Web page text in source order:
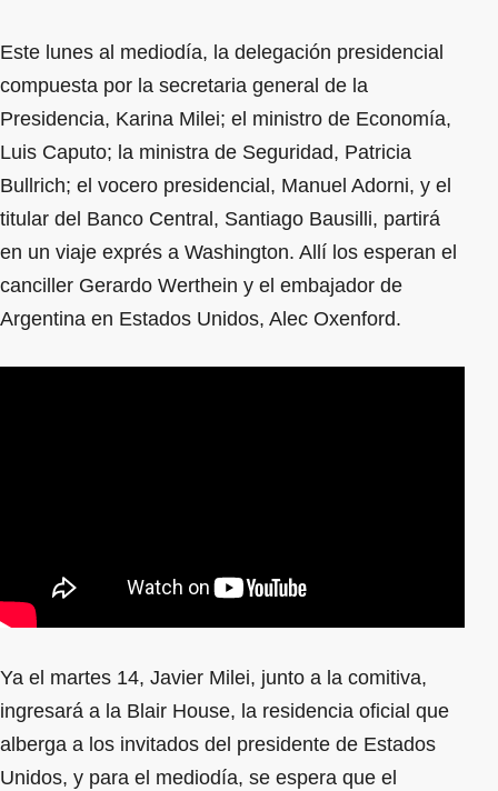
Este lunes al mediodía, la delegación presidencial
compuesta por la secretaria general de la
Presidencia, Karina Milei; el ministro de Economía,
Luis Caputo; la ministra de Seguridad, Patricia
Bullrich; el vocero presidencial, Manuel Adorni, y el
titular del Banco Central, Santiago Bausilli, partirá
en un viaje exprés a Washington. Allí los esperan el
canciller Gerardo Werthein y el embajador de
Argentina en Estados Unidos, Alec Oxenford.
Ya el martes 14, Javier Milei, junto a la comitiva,
ingresará a la Blair House, la residencia oficial que
alberga a los invitados del presidente de Estados
Unidos, y para el mediodía, se espera que el